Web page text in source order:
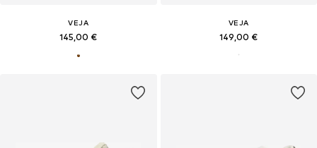
VEJA
145,00 €
VEJA
149,00 €